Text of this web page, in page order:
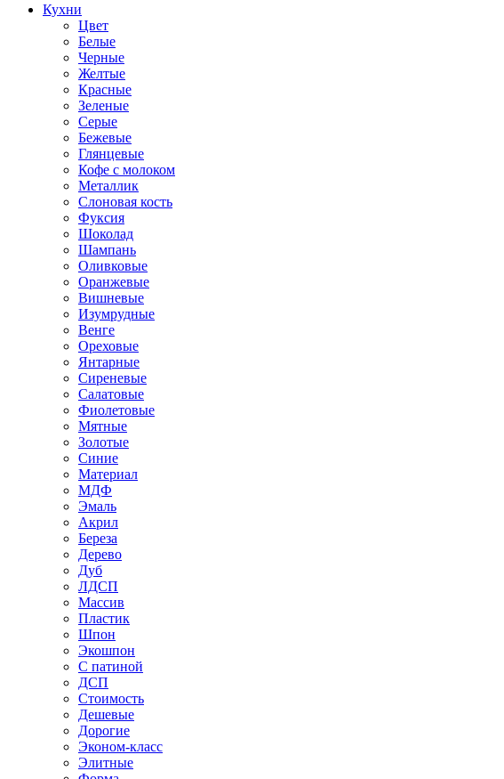
Кухни
Цвет
Белые
Черные
Желтые
Красные
Зеленые
Серые
Бежевые
Глянцевые
Кофе с молоком
Металлик
Слоновая кость
Фуксия
Шоколад
Шампань
Оливковые
Оранжевые
Вишневые
Изумрудные
Венге
Ореховые
Янтарные
Сиреневые
Салатовые
Фиолетовые
Мятные
Золотые
Синие
Материал
МДФ
Эмаль
Акрил
Береза
Дерево
Дуб
ЛДСП
Массив
Пластик
Шпон
Экошпон
С патиной
ДСП
Стоимость
Дешевые
Дорогие
Эконом-класс
Элитные